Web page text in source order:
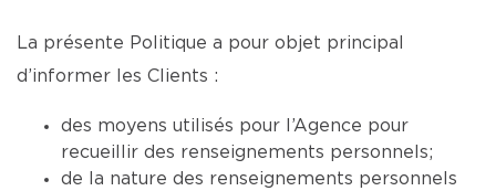
La présente Politique a pour objet principal
d’informer les Clients :
des moyens utilisés pour l’Agence pour
recueillir des renseignements personnels;
de la nature des renseignements personnels